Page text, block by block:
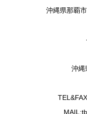
沖縄県那覇
沖縄